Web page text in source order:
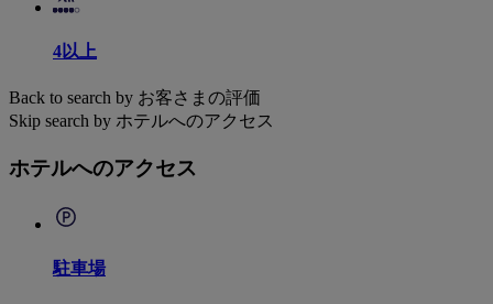
4以上
Back to search by お客さまの評価
Skip search by ホテルへのアクセス
ホテルへのアクセス
駐車場